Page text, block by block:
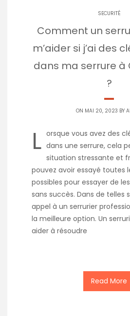
SECURITÉ
Comment un
m’aider si j’ai des
dans ma serrure à
?
ON MAI 20, 2023 BY
L orsque vous avez des
dans une serrure, cela
situation stressante et
pouvez avoir essayé toutes
possibles pour essayer de
sans succès. Dans de telles
appel à un serrurier
la meilleure option. Un
aider à résoudre
Read More